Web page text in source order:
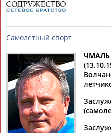
СПОРТСМЕНЫ, ТРЕНЕРЫ
Найдено: 13181персон
Аслаудин
АБАЕВ
Елена
АБАИМОВА
Самолетный спорт